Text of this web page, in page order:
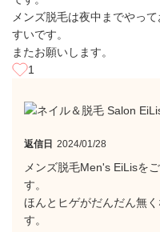
メンズ脱毛は夜中までやっ
すいです。
またお願いします。
1
返信日 2024/01/28
メンズ脱毛Men's EiLisを
す。
ほんとヒゲがだんだん無
す。